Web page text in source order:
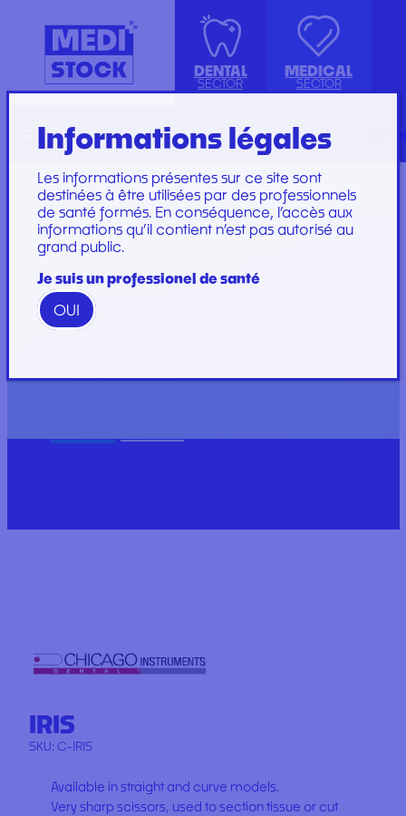
DENTAL
SECTOR
ISOLATION GOWN WITH COTTON
CUFFS
KIT INSTRUMENTS
LABORATOIRE
PLATEAU
PROTECTION
RESTORATION AND
GAMME
MEDICAL
SECTOR
ACCESSORIES
INJECTION, PRÉLÈVEMENT ET
PERFUSION
CONSOMMABLES
GYNECOLOGY
PROTECTION ET HYGIÈNE
DRESSING SET
PERFUSION SET
CARE SET
SUTURE SET
CARE AND
DRESSINGS
RechercheFrançais
HOME /INSTRUMENTATION
IRIS
SKU: C-IRIS
Available in straight and curve models.
Very sharp scissors, used to section tissue or cut
Informations légales
Les informations présentes sur ce site sont
destinées à être utilisées par des professionnels
de santé formés. En conséquence, l’accès aux
informations qu’il contient n’est pas autorisé au
grand public.
Je suis un professionel de santé
OUI